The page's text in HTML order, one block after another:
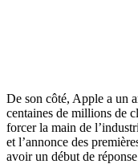
De son côté, Apple a un
centaines de millions de
forcer la main de
et l’annonce des
avoir un début de